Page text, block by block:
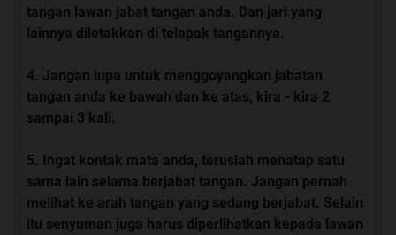
tangan lawan jabat tangan anda. Dan jari yang
lainnya diletakkan di telapak tangannya.
Jangan lupa untuk menggoyangkan jabatan
tangan anda ke bawah dan ke atas, kira - kira 2
sampai 3 kali.
Ingat kontak mata anda, teruslah menatap satu
sama lain selama berjabat tangan. Jangan pernah
melihat ke arah tangan yang sedang berjabat. Selain
itu senyuman juga harus diperlihatkan kepada lawan